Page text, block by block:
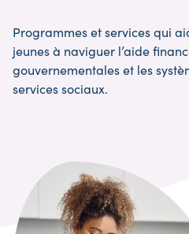
Programmes et services qui
jeunes à naviguer l’aide
gouvernementales et les
services sociaux.